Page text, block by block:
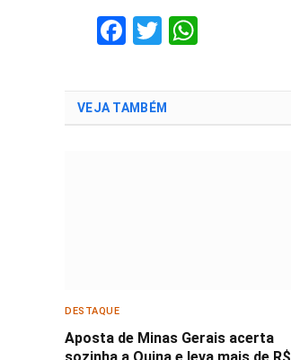
Facebook
Twitter
VEJA TAMBÉM
DESTAQUE
Aposta de Minas Gerais acerta